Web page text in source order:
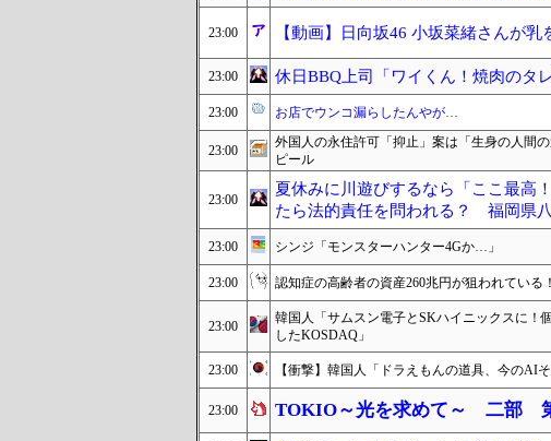
23:00 【動画】日向坂46 小坂菜緒さんが
23:00 休日BBQ上司「ワイくん！焼肉のタ
23:00 お店でウンコ漏らしたんやが…
23:00
外国人の永住許可「抑止」案は「生身の人間
ピール
23:00
夏休みに川遊びするなら「ここ最高
たら法的責任を問われる？ 福岡県八
23:00 シンジ「モンスターハンター4Gか…」
23:00 認知症の高齢者の資産260兆円が狙われてい
23:00
韓国人「サムスン電子とSKハイニックスに！
したKOSDAQ」
23:00 【衝撃】韓国人「ドラえもんの道具、今のAIそ
23:00 TOKIO～光を求めて～ 二部